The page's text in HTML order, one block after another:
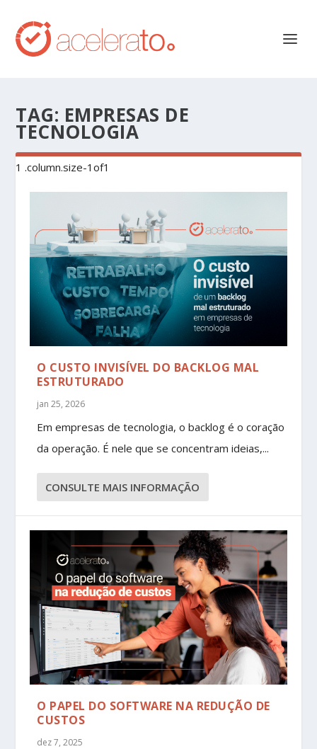
TAG: EMPRESAS DE
TECNOLOGIA
O CUSTO INVISÍVEL DO BACKLOG MAL
ESTRUTURADO
jan 25, 2026
Em empresas de tecnologia, o backlog é o coração
da operação. É nele que se concentram ideias,...
CONSULTE MAIS INFORMAÇÃO
O PAPEL DO SOFTWARE NA REDUÇÃO DE
CUSTOS
dez 7, 2025